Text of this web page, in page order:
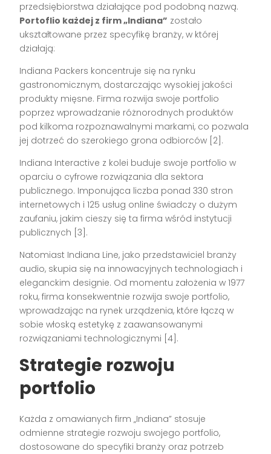
przedsiębiorstwa działające pod podobną nazwą.
Portoflio każdej z firm „Indiana” zostało
ukształtowane przez specyfikę branży, w której
działają:
Indiana Packers koncentruje się na rynku
gastronomicznym, dostarczając wysokiej jakości
produkty mięsne. Firma rozwija swoje portfolio
poprzez wprowadzanie różnorodnych produktów
pod kilkoma rozpoznawalnymi markami, co pozwala
jej dotrzeć do szerokiego grona odbiorców [2].
Indiana Interactive z kolei buduje swoje portfolio w
oparciu o cyfrowe rozwiązania dla sektora
publicznego. Imponująca liczba ponad 330 stron
internetowych i 125 usług online świadczy o dużym
zaufaniu, jakim cieszy się ta firma wśród instytucji
publicznych [3].
Natomiast Indiana Line, jako przedstawiciel branży
audio, skupia się na innowacyjnych technologiach i
eleganckim designie. Od momentu założenia w 1977
roku, firma konsekwentnie rozwija swoje portfolio,
wprowadzając na rynek urządzenia, które łączą w
sobie włoską estetykę z zaawansowanymi
rozwiązaniami technologicznymi [4].
Strategie rozwoju
portfolio
Każda z omawianych firm „Indiana” stosuje
odmienne strategie rozwoju swojego portfolio,
dostosowane do specyfiki branży oraz potrzeb